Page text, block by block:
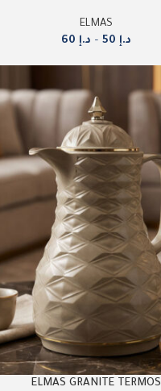
ELMAS
د.إ
– د.إ
ELMAS GRANITE TERMOS